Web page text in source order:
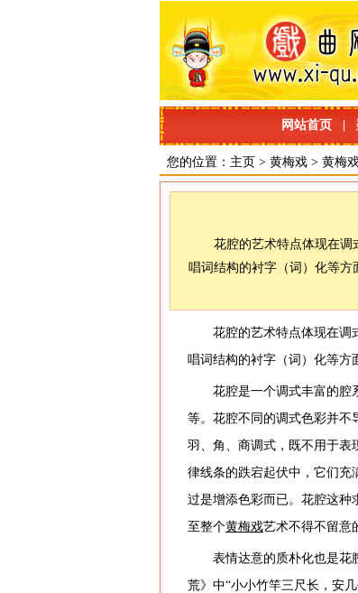
网站首页
您的位置： 主页 > 黄梅戏 > 黄梅
花腔的艺术特点体现在调
唱词结构的衬字（词）化等方
花腔的艺术特点体现在调
唱词结构的衬字（词）化等方
花腔是一个调式丰富的腔
等。花腔不同的调式色彩并不
羽、角、商调式，既不用于表
律线条的跌宕起伏中，它们充
过是增添色彩而已。花腔这种
至整个黄梅戏艺术不得不留意
表情达意的质朴化也是花
荒》中“小小竹竿三尺长，安